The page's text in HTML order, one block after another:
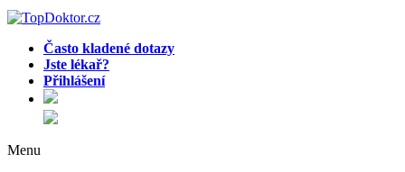
Často kladené dotazy
Jste lékař?
Přihlášení
Menu